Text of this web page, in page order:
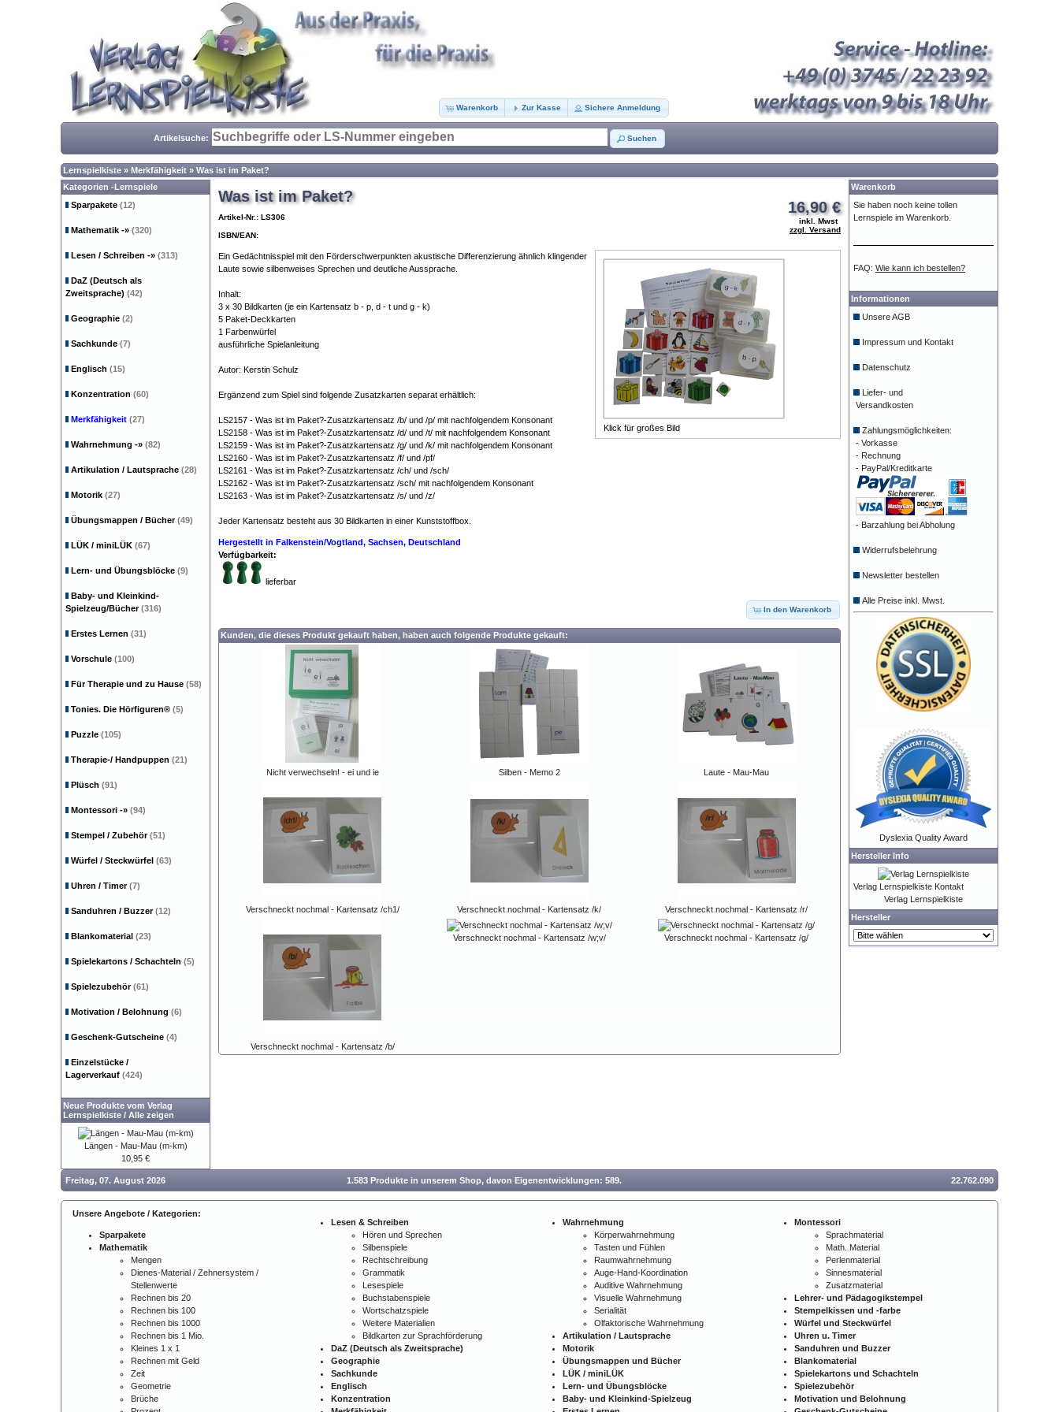
Warenkorb Zur Kasse Sichere Anmeldung
Artikelsuche: Suchen
Lernspielkiste » Merkfähigkeit » Was ist im Paket?
16,90 €
inkl. Mwst
zzgl. Versand
Was ist im Paket?
Artikel-Nr.: LS306
ISBN/EAN:
Klick für großes Bild
Ein Gedächtnisspiel mit den Förderschwerpunkten akustische Differenzierung ähnlich klingender
Laute sowie silbenweises Sprechen und deutliche Aussprache.
Inhalt:
3 x 30 Bildkarten (je ein Kartensatz b - p, d - t und g - k)
5 Paket-Deckkarten
1 Farbenwürfel
ausführliche Spielanleitung
Autor: Kerstin Schulz
Ergänzend zum Spiel sind folgende Zusatzkarten separat erhältlich:
LS2157 - Was ist im Paket?-Zusatzkartensatz /b/ und /p/ mit nachfolgendem Konsonant
LS2158 - Was ist im Paket?-Zusatzkartensatz /d/ und /t/ mit nachfolgendem Konsonant
LS2159 - Was ist im Paket?-Zusatzkartensatz /g/ und /k/ mit nachfolgendem Konsonant
LS2160 - Was ist im Paket?-Zusatzkartensatz /f/ und /pf/
LS2161 - Was ist im Paket?-Zusatzkartensatz /ch/ und /sch/
LS2162 - Was ist im Paket?-Zusatzkartensatz /sch/ mit nachfolgendem Konsonant
LS2163 - Was ist im Paket?-Zusatzkartensatz /s/ und /z/
Jeder Kartensatz besteht aus 30 Bildkarten in einer Kunststoffbox.
Hergestellt in Falkenstein/Vogtland, Sachsen, Deutschland
Verfügbarkeit:
lieferbar
In den Warenkorb
Kunden, die dieses Produkt gekauft haben, haben auch folgende Produkte gekauft:
Nicht verwechseln! - ei und ie Silben - Memo 2 Laute - Mau-Mau
Verschneckt nochmal - Kartensatz /ch1/ Verschneckt nochmal - Kartensatz /k/ Verschneckt nochmal - Kartensatz /r/
Verschneckt nochmal - Kartensatz /b/
Verschneckt nochmal - Kartensatz /w;v/ Verschneckt nochmal - Kartensatz /g/
Kategorien -Lernspiele
Sparpakete (12)
Mathematik -» (320)
Lesen / Schreiben -» (313)
DaZ (Deutsch als
Zweitsprache) (42)
Geographie (2)
Sachkunde (7)
Englisch (15)
Konzentration (60)
Merkfähigkeit (27)
Wahrnehmung -» (82)
Artikulation / Lautsprache (28)
Motorik (27)
Übungsmappen / Bücher(49)
LÜK / miniLÜK (67)
Lern- und Übungsblöcke (9)
Baby- und Kleinkind-
Spielzeug/Bücher(316)
Erstes Lernen (31)
Vorschule (100)
Für Therapie und zu Hause (58)
Tonies. Die Hörfiguren® (5)
Puzzle (105)
Therapie-/ Handpuppen (21)
Plüsch (91)
Montessori -» (94)
Stempel / Zubehör(51)
Würfel / Steckwürfel (63)
Uhren / Timer(7)
Sanduhren / Buzzer(12)
Blankomaterial (23)
Spielekartons / Schachteln (5)
Spielezubehör(61)
Motivation / Belohnung (6)
Geschenk-Gutscheine (4)
Einzelstücke /
Lagerverkauf (424)
Neue Produkte vom Verlag
Lernspielkiste / Alle zeigen
Längen - Mau-Mau (m-km)
10,95 €
Warenkorb
Sie haben noch keine tollen
Lernspiele im Warenkorb.
FAQ: Wie kann ich bestellen?
Informationen
Unsere AGB
Impressum und Kontakt
Datenschutz
Liefer- und
Versandkosten
Zahlungsmöglichkeiten:
- Vorkasse
- Rechnung
- PayPal/Kreditkarte
- Barzahlung bei Abholung
Widerrufsbelehrung
Newsletter bestellen
Alle Preise inkl. Mwst.
Dyslexia Quality Award
Hersteller Info
Verlag Lernspielkiste Kontakt
Verlag Lernspielkiste
Hersteller
Freitag, 07. August 2026 1.583 Produkte in unserem Shop, davon Eigenentwicklungen: 589. 22.762.090
Unsere Angebote / Kategorien:
Sparpakete
Mathematik
Mengen
Dienes-Material / Zehnersystem /
Stellenwerte
Rechnen bis 20
Rechnen bis 100
Rechnen bis 1000
Rechnen bis 1 Mio.
Kleines 1 x 1
Rechnen mit Geld
Zeit
Geometrie
Brüche
Lesen & Schreiben
Hören und Sprechen
Silbenspiele
Rechtschreibung
Grammatik
Lesespiele
Buchstabenspiele
Wortschatzspiele
Weitere Materialien
Bildkarten zur Sprachförderung
DaZ (Deutsch als Zweitsprache)
Geographie
Sachkunde
Englisch
Konzentration
Wahrnehmung
Körperwahrnehmung
Tasten und Fühlen
Raumwahrnehmung
Auge-Hand-Koordination
Auditive Wahrnehmung
Visuelle Wahrnehmung
Serialität
Olfaktorische Wahrnehmung
Artikulation / Lautsprache
Motorik
Übungsmappen und Bücher
LÜK / miniLÜK
Lern- und Übungsblöcke
Baby- und Kleinkind-Spielzeug
Montessori
Sprachmaterial
Math. Material
Perlenmaterial
Sinnesmaterial
Zusatzmaterial
Lehrer- und Pädagogikstempel
Stempelkissen und -farbe
Würfel und Steckwürfel
Uhren u. Timer
Sanduhren und Buzzer
Blankomaterial
Spielekartons und Schachteln
Spielezubehör
Motivation und Belohnung